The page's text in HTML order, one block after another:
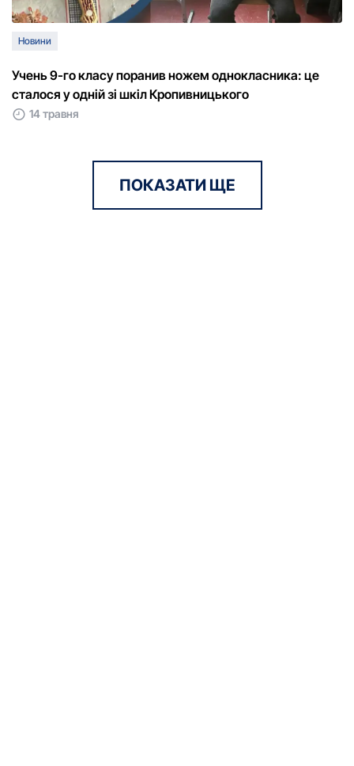
Новини
Учень 9-го класу поранив ножем однокласника: це
сталося у одній зі шкіл Кропивницького
14 травня
ПОКАЗАТИ ЩЕ